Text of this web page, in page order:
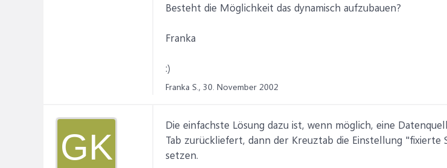
Besteht die Möglichkeit das dynamisch aufzubauen?
Franka
:)
Franka S., 30. November 2002
GK
Die einfachste Lösung dazu ist, wenn möglich, eine
Tab zurückliefert, dann der Kreuztab die Einstellung
setzen.